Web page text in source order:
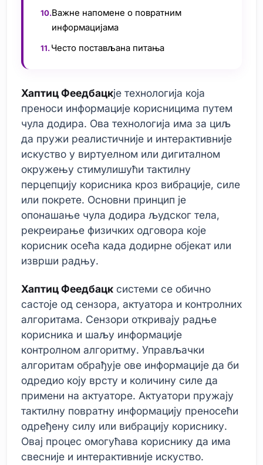
Важне напомене о повратним
информацијама
Често постављана питања
Хаптиц Феедбацкје технологија која
преноси информације корисницима путем
чула додира. Ова технологија има за циљ
да пружи реалистичније и интерактивније
искуство у виртуелном или дигиталном
окружењу стимулишући тактилну
перцепцију корисника кроз вибрације, силе
или покрете. Основни принцип је
опонашање чула додира људског тела,
рекреирање физичких одговора које
корисник осећа када додирне објекат или
изврши радњу.
Хаптиц Феедбацк системи се обично
састоје од сензора, актуатора и контролних
алгоритама. Сензори откривају радње
корисника и шаљу информације
контролном алгоритму. Управљачки
алгоритам обрађује ове информације да би
одредио коју врсту и количину силе да
примени на актуаторе. Актуатори пружају
тактилну повратну информацију преносећи
одређену силу или вибрацију кориснику.
Овај процес омогућава кориснику да има
свесније и интерактивније искуство.